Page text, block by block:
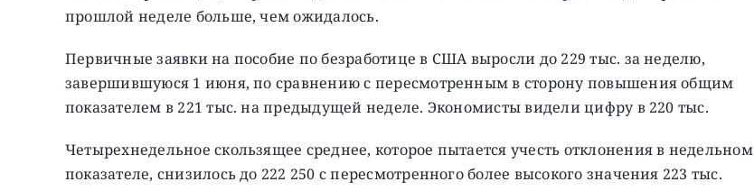
прошлой неделе больше, чем ожидалось.
Первичные заявки на пособие по безработице в США выросли до 229 тыс. за неделю,
завершившуюся 1 июня, по сравнению с пересмотренным в сторону повышения общим
показателем в 221 тыс. на предыдущей неделе. Экономисты видели цифру в 220 тыс.
Четырехнедельное скользящее среднее, которое пытается учесть отклонения в недельном
показателе, снизилось до 222 250 с пересмотренного более высокого значения 223 тыс.